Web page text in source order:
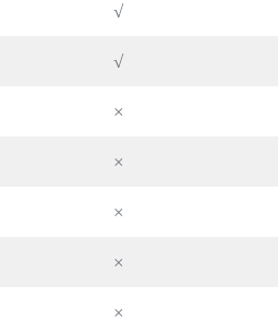
√
√
×
×
×
×
×